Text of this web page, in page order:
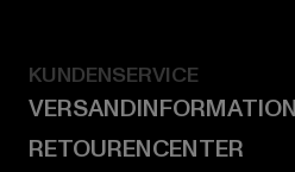
KUNDENSERVICE
RETOURENCENTER